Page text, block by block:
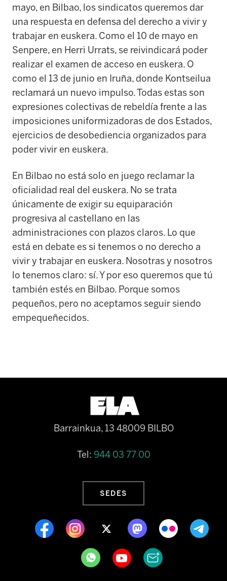
mayo, en Bilbao, los sindicatos queremos dar
una respuesta en defensa del derecho a vivir y
trabajar en euskera. Como el 10 de mayo en
Senpere, en Herri Urrats, se reivindicará poder
realizar el examen de acceso en euskera. O
como el 13 de junio en Iruña, donde Kontseilua
reclamará un nuevo impulso. Todas estas son
expresiones colectivas de rebeldía frente a las
imposiciones uniformizadoras de dos Estados,
ejercicios de desobediencia organizados para
poder vivir en euskera.
En Bilbao no está solo en juego reclamar la
oficialidad real del euskera. No se trata
únicamente de exigir su equiparación
progresiva al castellano en las
administraciones con plazos claros. Lo que
está en debate es si tenemos o no derecho a
vivir y trabajar en euskera. Nosotras y nosotros
lo tenemos claro: sí. Y por eso queremos que tú
también estés en Bilbao. Porque somos
pequeños, pero no aceptamos seguir siendo
empequeñecidos.
Barrainkua, 13 48009 BILBO
Tel: 944 03 77 00
SEDES